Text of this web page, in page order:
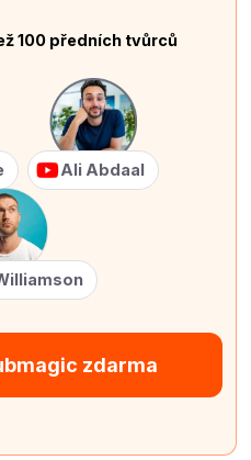
100 předních tvůrců
Ali Abdaal
zdarma